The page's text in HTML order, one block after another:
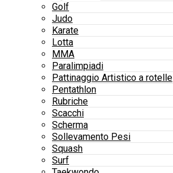
Golf
Judo
Karate
Lotta
MMA
Paralimpiadi
Pattinaggio Artistico a rotelle
Pentathlon
Rubriche
Scacchi
Scherma
Sollevamento Pesi
Squash
Surf